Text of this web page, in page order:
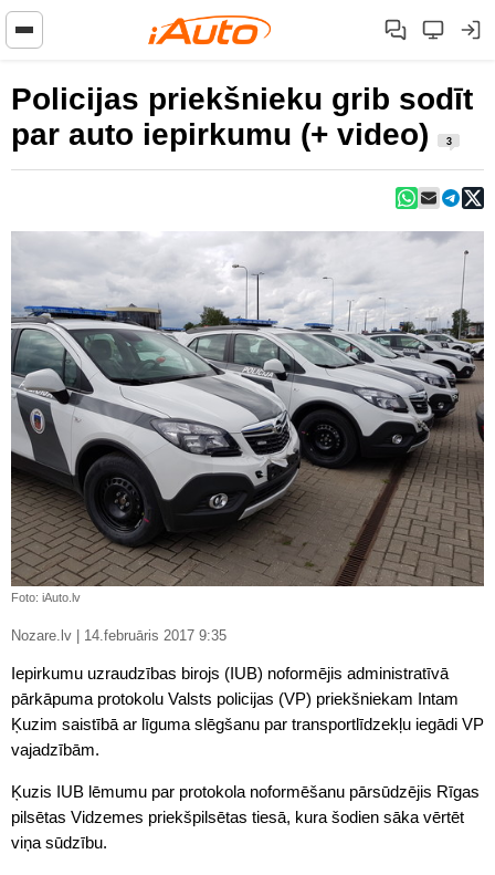
Policijas priekšnieku grib sodīt
par auto iepirkumu (+ video)
3
Foto: iAuto.lv
Nozare.lv | 14.februāris 2017 9:35
Iepirkumu uzraudzības birojs (IUB) noformējis administratīvā
pārkāpuma protokolu Valsts policijas (VP) priekšniekam Intam
Ķuzim saistībā ar līguma slēgšanu par transportlīdzekļu iegādi VP
vajadzībām.
Ķuzis IUB lēmumu par protokola noformēšanu pārsūdzējis Rīgas
pilsētas Vidzemes priekšpilsētas tiesā, kura šodien sāka vērtēt
viņa sūdzību.